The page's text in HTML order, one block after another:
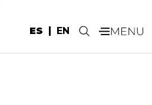
ES EN .